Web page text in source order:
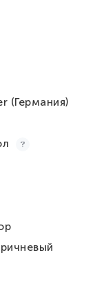
(Германия)